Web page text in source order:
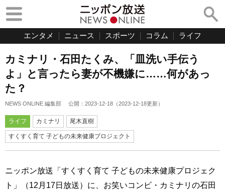
エンタメ ニュース スポーツ コラム ライフ
カミナリ・石田たくみ、「皿洗い手伝う
よ」と言ったら妻が不機嫌に……何があっ
た？
NEWS ONLINE 編集部 公開： 2023-12-18 （2023-12-18更新）
ライフ カミナリ 尾木直樹
すくすく育て 子どもの未来健康プロジェクト
ニッポン放送「すくすく育て 子どもの未来健康プロジェク
ト」（12月17日放送）に、お笑いコンビ・カミナリの石田